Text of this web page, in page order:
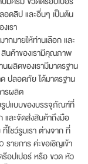
ดลิป และอื่นๆ เป็นต้น
เรา
กมายให้ท่านเลือก และ
นค้าของเรามีคุณภาพ
ผลิตของเรามีมาตรฐาน
ด ปลอดภัย ได้มาตรฐาน
รผลิต
รูปแบบของบรรจุภัณฑ์ที่
และจัดส่งสินค้าถึงมือ
ชว์รูมเรา ต่างจาก ที่
รายการ ค่ะขอเชิญเข้า
อปเปอร์ หรือ ขวด หัว